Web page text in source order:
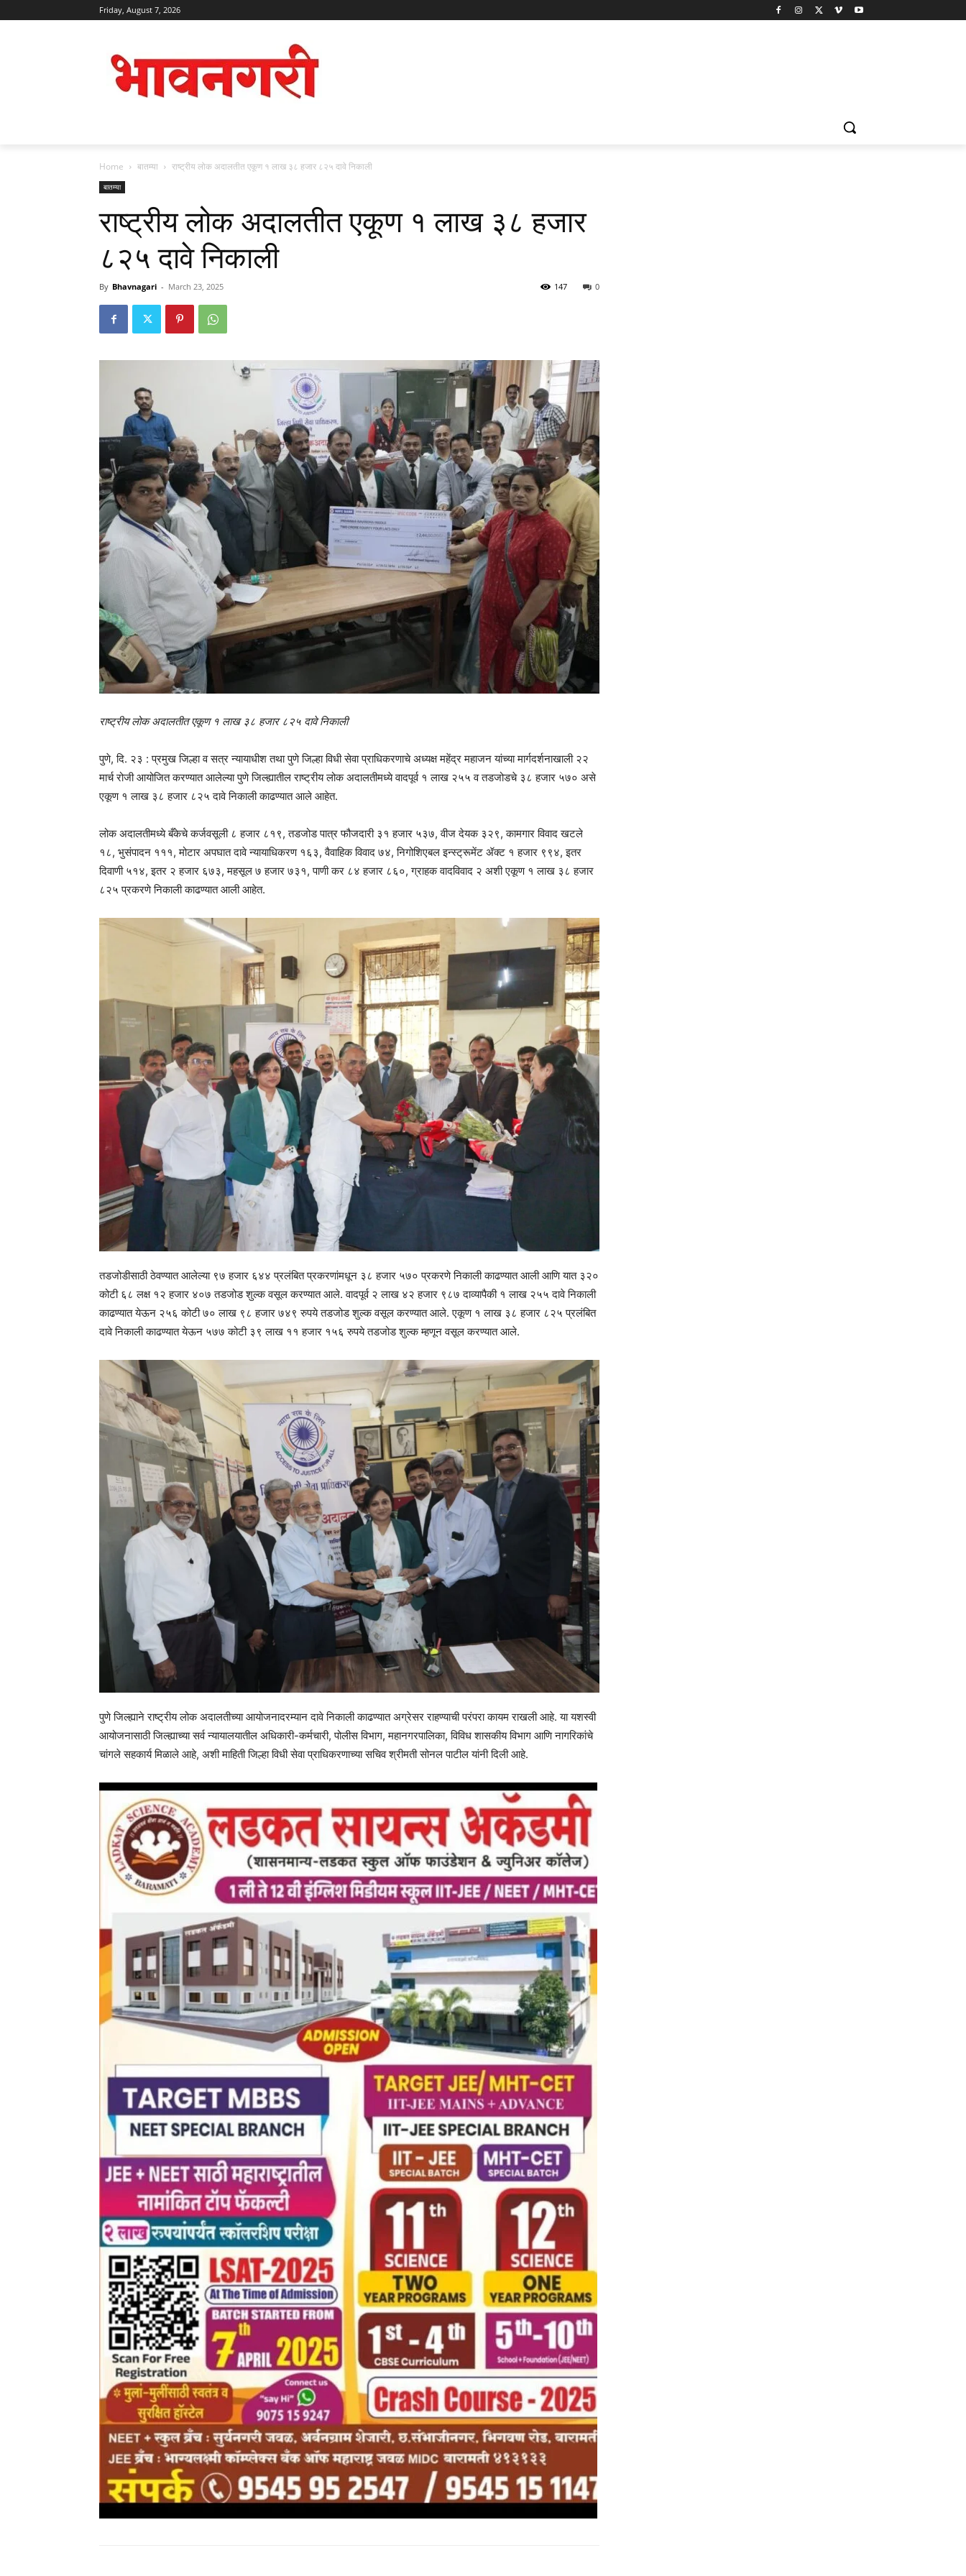
Friday, August 7, 2026
Home बातम्या राष्ट्रीय लोक अदालतीत एकूण १ लाख ३८ हजार ८२५ दावे निकाली
बातम्या
राष्ट्रीय लोक अदालतीत एकूण १ लाख ३८ हजार
८२५ दावे निकाली
By Bhavnagari - March 23, 2025 0
147
राष्ट्रीय लोक अदालतीत एकूण १ लाख ३८ हजार ८२५ दावे निकाली
पुणे, दि. २३ : प्रमुख जिल्हा व सत्र न्यायाधीश तथा पुणे जिल्हा विधी सेवा प्राधिकरणाचे अध्यक्ष महेंद्र महाजन यांच्या मार्गदर्शनाखाली २२
मार्च रोजी आयोजित करण्यात आलेल्या पुणे जिल्ह्यातील राष्ट्रीय लोक अदालतीमध्ये वादपूर्व १ लाख २५५ व तडजोडचे ३८ हजार ५७० असे
एकूण १ लाख ३८ हजार ८२५ दावे निकाली काढण्यात आले आहेत.
लोक अदालतीमध्ये बँकेचे कर्जवसूली ८ हजार ८१९, तडजोड पात्र फौजदारी ३१ हजार ५३७, वीज देयक ३२९, कामगार विवाद खटले
१८, भुसंपादन १११, मोटार अपघात दावे न्यायाधिकरण १६३, वैवाहिक विवाद ७४, निगोशिएबल इन्स्ट्रूमेंट ॲक्ट १ हजार ९९४, इतर
दिवाणी ५१४, इतर २ हजार ६७३, महसूल ७ हजार ७३१, पाणी कर ८४ हजार ८६०, ग्राहक वादविवाद २ अशी एकूण १ लाख ३८ हजार
८२५ प्रकरणे निकाली काढण्यात आली आहेत.
तडजोडीसाठी ठेवण्यात आलेल्या ९७ हजार ६४४ प्रलंबित प्रकरणांमधून ३८ हजार ५७० प्रकरणे निकाली काढण्यात आली आणि यात ३२०
कोटी ६८ लक्ष १२ हजार ४०७ तडजोड शुल्क वसूल करण्यात आले. वादपूर्व २ लाख ४२ हजार ९८७ दाव्यापैकी १ लाख २५५ दावे निकाली
काढण्यात येऊन २५६ कोटी ७० लाख ९८ हजार ७४९ रुपये तडजोड शुल्क वसूल करण्यात आले. एकूण १ लाख ३८ हजार ८२५ प्रलंबित
दावे निकाली काढण्यात येऊन ५७७ कोटी ३९ लाख ११ हजार १५६ रुपये तडजोड शुल्क म्हणून वसूल करण्यात आले.
पुणे जिल्ह्याने राष्ट्रीय लोक अदालतीच्या आयोजनादरम्यान दावे निकाली काढण्यात अग्रेसर राहण्याची परंपरा कायम राखली आहे. या यशस्वी
आयोजनासाठी जिल्ह्याच्या सर्व न्यायालयातील अधिकारी-कर्मचारी, पोलीस विभाग, महानगरपालिका, विविध शासकीय विभाग आणि नागरिकांचे
चांगले सहकार्य मिळाले आहे, अशी माहिती जिल्हा विधी सेवा प्राधिकरणाच्या सचिव श्रीमती सोनल पाटील यांनी दिली आहे.